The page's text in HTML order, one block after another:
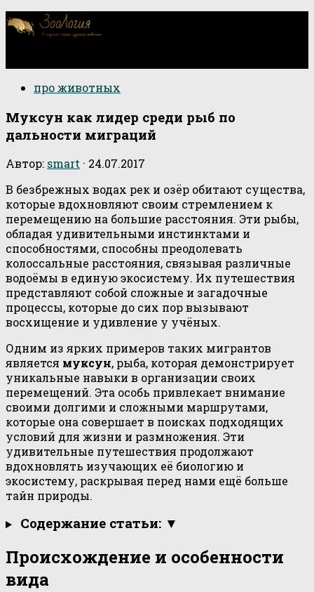
про животных
Муксун как лидер среди рыб по
дальности миграций
Автор: smart · 24.07.2017
В безбрежных водах рек и озёр обитают существа,
которые вдохновляют своим стремлением к
перемещению на большие расстояния. Эти рыбы,
обладая удивительными инстинктами и
способностями, способны преодолевать
колоссальные расстояния, связывая различные
водоёмы в единую экосистему. Их путешествия
представляют собой сложные и загадочные
процессы, которые до сих пор вызывают
восхищение и удивление у учёных.
Одним из ярких примеров таких мигрантов
является муксун, рыба, которая демонстрирует
уникальные навыки в организации своих
перемещений. Эта особь привлекает внимание
своими долгими и сложными маршрутами,
которые она совершает в поисках подходящих
условий для жизни и размножения. Эти
удивительные путешествия продолжают
вдохновлять изучающих её биологию и
экосистему, раскрывая перед нами ещё больше
тайн природы.
Содержание статьи: ▼
Происхождение и особенности
вида